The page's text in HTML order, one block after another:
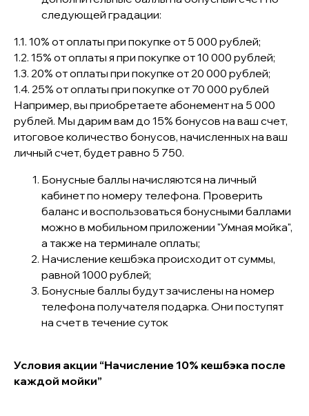
следующей градации:
1.1. 10% от оплаты при покупке от 5 000 рублей;
1.2. 15% от оплаты я при покупке от 10 000 рублей;
1.3. 20% от оплаты при покупке от 20 000 рублей;
1.4. 25% от оплаты при покупке от 70 000 рублей
Например, вы приобретаете абонемент на 5 000
рублей. Мы дарим вам до 15% бонусов на ваш счет,
итоговое количество бонусов, начисленных на ваш
личный счет, будет равно 5 750.
Бонусные баллы начисляются на личный
кабинет по номеру телефона. Проверить
баланс и воспользоваться бонусными баллами
можно в мобильном приложении "Умная мойка",
а также на терминале оплаты;
Начисление кешбэка происходит от суммы,
равной 1000 рублей;
Бонусные баллы будут зачислены на номер
телефона получателя подарка. Они поступят
на счет в течение суток
Условия акции “Начисление 10% кешбэка после
каждой мойки”